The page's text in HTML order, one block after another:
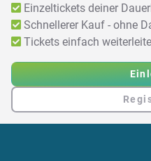
Einzeltickets deiner
Schnellerer Kauf - ohne
Tickets einfach